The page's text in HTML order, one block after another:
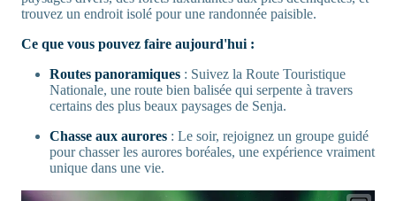
trouvez un endroit isolé pour une randonnée paisible.
Ce que vous pouvez faire aujourd'hui :
Routes panoramiques : Suivez la Route Touristique
Nationale, une route bien balisée qui serpente à travers
certains des plus beaux paysages de Senja.
Chasse aux aurores : Le soir, rejoignez un groupe guidé
pour chasser les aurores boréales, une expérience vraiment
unique dans une vie.